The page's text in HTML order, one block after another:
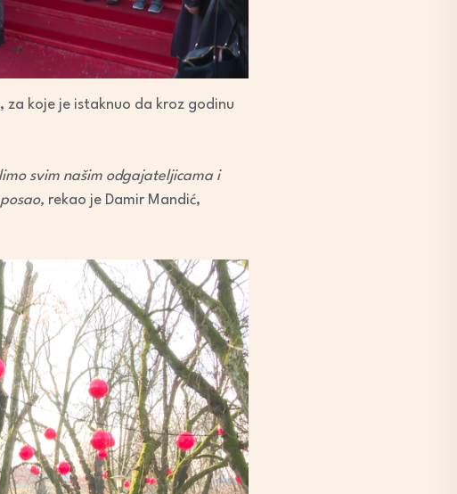
koje je istaknuo da kroz godinu
svim našim odgajateljicama i
rekao je Damir Mandić,